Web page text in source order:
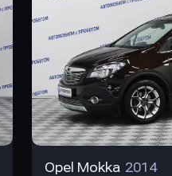
Opel Mokka 2014